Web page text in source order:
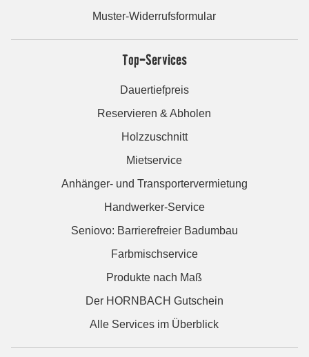
Muster-Widerrufsformular
Top-Services
Dauertiefpreis
Reservieren & Abholen
Holzzuschnitt
Mietservice
Anhänger- und Transportervermietung
Handwerker-Service
Seniovo: Barrierefreier Badumbau
Farbmischservice
Produkte nach Maß
Der HORNBACH Gutschein
Alle Services im Überblick